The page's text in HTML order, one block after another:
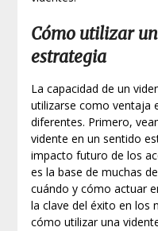
Cómo utilizar
estrategia
La capacidad de un
utilizarse como ventaja
diferentes. Primero,
vidente en un sentido
impacto futuro de los
es la base de muchas
cuándo y cómo actuar
la clave del éxito en los
cómo utilizar una